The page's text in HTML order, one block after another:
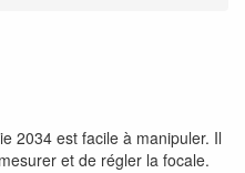
2034 est facile à manipuler. Il
et de régler la focale.